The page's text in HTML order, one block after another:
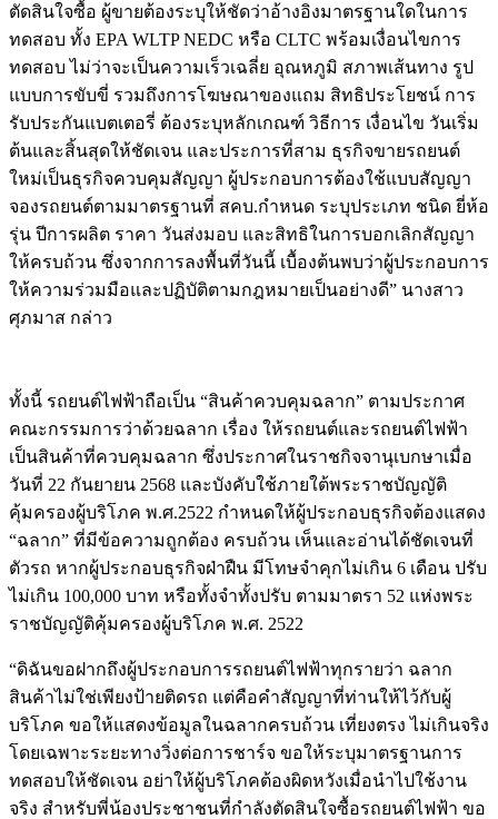
ตัดสินใจซื้อ ผู้ขายต้องระบุให้ชัดว่าอ้างอิงมาตรฐานใดในการ
ทดสอบ ทั้ง EPA WLTP NEDC หรือ CLTC พร้อมเงื่อนไขการ
ทดสอบ ไม่ว่าจะเป็นความเร็วเฉลี่ย อุณหภูมิ สภาพเส้นทาง รูป
แบบการขับขี่ รวมถึงการโฆษณาของแถม สิทธิประโยชน์ การ
รับประกันแบตเตอรี่ ต้องระบุหลักเกณฑ์ วิธีการ เงื่อนไข วันเริ่ม
ต้นและสิ้นสุดให้ชัดเจน และประการที่สาม ธุรกิจขายรถยนต์
ใหม่เป็นธุรกิจควบคุมสัญญา ผู้ประกอบการต้องใช้แบบสัญญา
จองรถยนต์ตามมาตรฐานที่ สคบ.กำหนด ระบุประเภท ชนิด ยี่ห้อ
รุ่น ปีการผลิต ราคา วันส่งมอบ และสิทธิในการบอกเลิกสัญญา
ให้ครบถ้วน ซึ่งจากการลงพื้นที่วันนี้ เบื้องต้นพบว่าผู้ประกอบการ
ให้ความร่วมมือและปฏิบัติตามกฎหมายเป็นอย่างดี” นางสาว
ศุภมาส กล่าว
ทั้งนี้ รถยนต์ไฟฟ้าถือเป็น “สินค้าควบคุมฉลาก” ตามประกาศ
คณะกรรมการว่าด้วยฉลาก เรื่อง ให้รถยนต์และรถยนต์ไฟฟ้า
เป็นสินค้าที่ควบคุมฉลาก ซึ่งประกาศในราชกิจจานุเบกษาเมื่อ
วันที่ 22 กันยายน 2568 และบังคับใช้ภายใต้พระราชบัญญัติ
คุ้มครองผู้บริโภค พ.ศ.2522 กำหนดให้ผู้ประกอบธุรกิจต้องแสดง
“ฉลาก” ที่มีข้อความถูกต้อง ครบถ้วน เห็นและอ่านได้ชัดเจนที่
ตัวรถ หากผู้ประกอบธุรกิจฝ่าฝืน มีโทษจำคุกไม่เกิน 6 เดือน ปรับ
ไม่เกิน 100,000 บาท หรือทั้งจำทั้งปรับ ตามมาตรา 52 แห่งพระ
ราชบัญญัติคุ้มครองผู้บริโภค พ.ศ. 2522
“ดิฉันขอฝากถึงผู้ประกอบการรถยนต์ไฟฟ้าทุกรายว่า ฉลาก
สินค้าไม่ใช่เพียงป้ายติดรถ แต่คือคำสัญญาที่ท่านให้ไว้กับผู้
บริโภค ขอให้แสดงข้อมูลในฉลากครบถ้วน เที่ยงตรง ไม่เกินจริง
โดยเฉพาะระยะทางวิ่งต่อการชาร์จ ขอให้ระบุมาตรฐานการ
ทดสอบให้ชัดเจน อย่าให้ผู้บริโภคต้องผิดหวังเมื่อนำไปใช้งาน
จริง สำหรับพี่น้องประชาชนที่กำลังตัดสินใจซื้อรถยนต์ไฟฟ้า ขอ